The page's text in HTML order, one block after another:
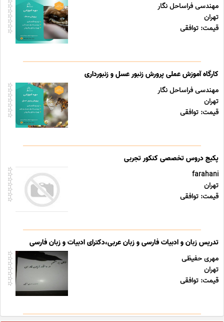
مهندسی فراساحل نگار
تهران
قیمت: توافقی
کارگاه آموزش عملی پرورش زنبور عسل و زنبورداری
مهندسی فراساحل نگار
تهران
قیمت: توافقی
پکیج دروس تخصصی کنکور تجربی
farahani
تهران
قیمت: توافقی
تدریس زبان و ادبیات فارسی و زبان عربی،دکترای ادبیات و زبان فارسی
مهری حفیظی
تهران
قیمت: توافقی